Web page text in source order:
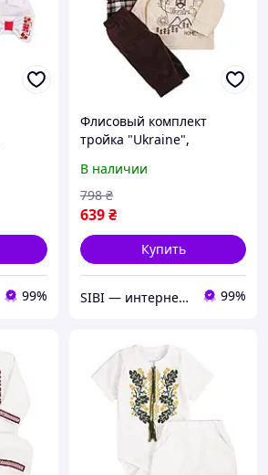
99%
Флисовый комплект
тройка "Ukraine",
мес)
В наличии
639₴
798 ₴
Купить
SIBI — интернет-магазин товаров для дома: текстиль, одежда для всей семьи 99%